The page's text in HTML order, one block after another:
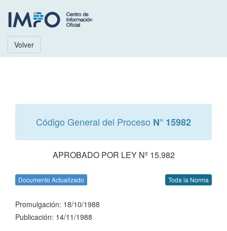
Volver
Código General del Proceso N° 15982
APROBADO POR LEY Nº 15.982
Documento Actualizado Toda la Norma
Promulgación: 18/10/1988
Publicación: 14/11/1988